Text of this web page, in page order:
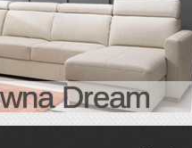
Dream